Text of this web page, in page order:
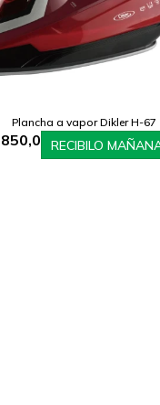
Plancha a vapor Dikler H-67
850,0 RECIBILO